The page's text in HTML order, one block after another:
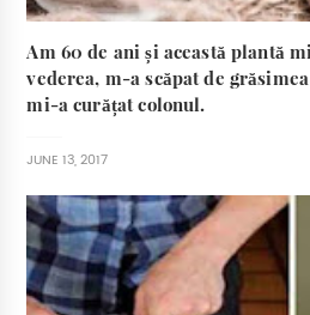
Am 60 de ani și această plantă
vederea, m-a scăpat de
mi-a curățat colonul.
JUNE 13, 2017